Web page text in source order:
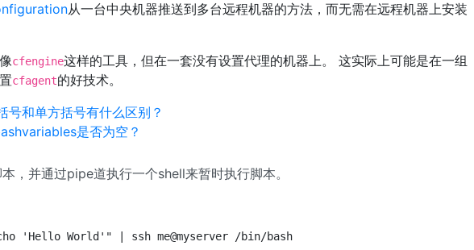
从一台中央机器推送到多台远程机器的方法，而无需在远程机器上安装
cfengine这样的工具，但在一套没有设置代理的机器上。 这实际上可能是在一组
cfagent的好技术。
号和单方括号有什么区别？
是否为空？
，并通过pipe道执行一个shell来暂时执行脚本。
'Hello World'" | ssh me@myserver /bin/bash